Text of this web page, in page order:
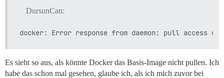
DursunCan:
Es sieht so aus, als könnte Docker das Basis-Image nicht pullen. Ich
habe das schon mal gesehen, glaube ich, als ich mich zuvor bei